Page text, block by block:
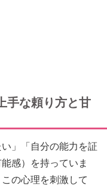
手な頼り方と甘
」「自分の能力を証
感）を持っていま
の心理を刺激して